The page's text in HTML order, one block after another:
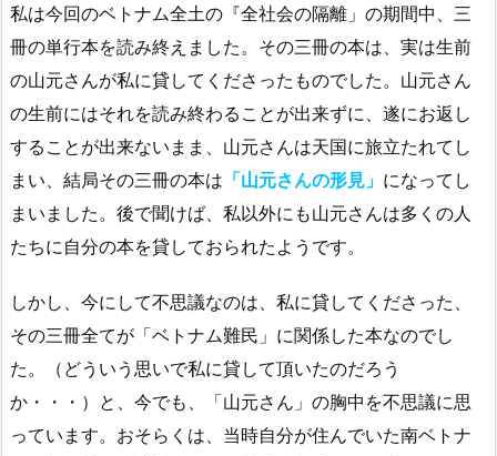
私は今回のベトナム全土の『全社会の隔離」の期間中、三
冊の単行本を読み終えました。その三冊の本は、実は生前
の山元さんが私に貸してくださったものでした。山元さん
の生前にはそれを読み終わることが出来ずに、遂にお返し
することが出来ないまま、山元さんは天国に旅立たれてし
まい、結局その三冊の本は 「山元さんの形見」 になってし
まいました。後で聞けば、私以外にも山元さんは多くの人
たちに自分の本を貸しておられたようです。
しかし、今にして不思議なのは、私に貸してくださった、
その三冊全てが「ベトナム難民」に関係した本なのでし
た。（どういう思いで私に貸して頂いたのだろう
か・・・）と、今でも、「山元さん」の胸中を不思議に思
っています。おそらくは、当時自分が住んでいた南ベトナ